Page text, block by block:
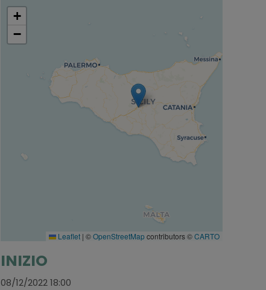
+
−
Leaflet | ©OpenStreetMapcontributors ©CARTO
INIZIO
08/12/2022 18:00